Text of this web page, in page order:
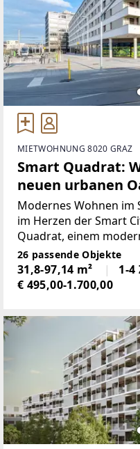
MIETWOHNUNG 8020 GRAZ
Smart Quadrat:
neuen urbanen
Modernes Wohnen im
im Herzen der Smart
Quadrat, einem
der Smart City Graz.
Studierende,
stadtnah und
26 passende Objekte
31,8-97,14 m²
1-
€ 495,00-1.700,00